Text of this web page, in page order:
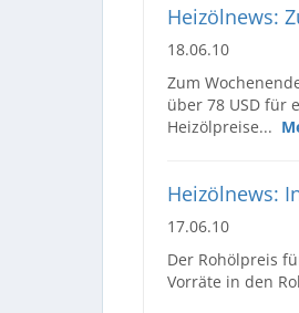
Heizölnews:
18.06.10
Zum
über 78 USD für
Heizölpreise...
Heizölnews:
17.06.10
Der Rohölpreis
Vorräte in den